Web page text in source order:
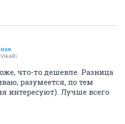
VikaRi
что-то дешевле. Разница
разумеется, по тем
интересуют). Лучше всего